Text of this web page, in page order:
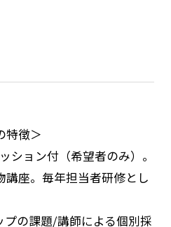
特徴＞
ョン付（希望者のみ）。
座。毎年担当者研修とし
の課題/講師による個別採